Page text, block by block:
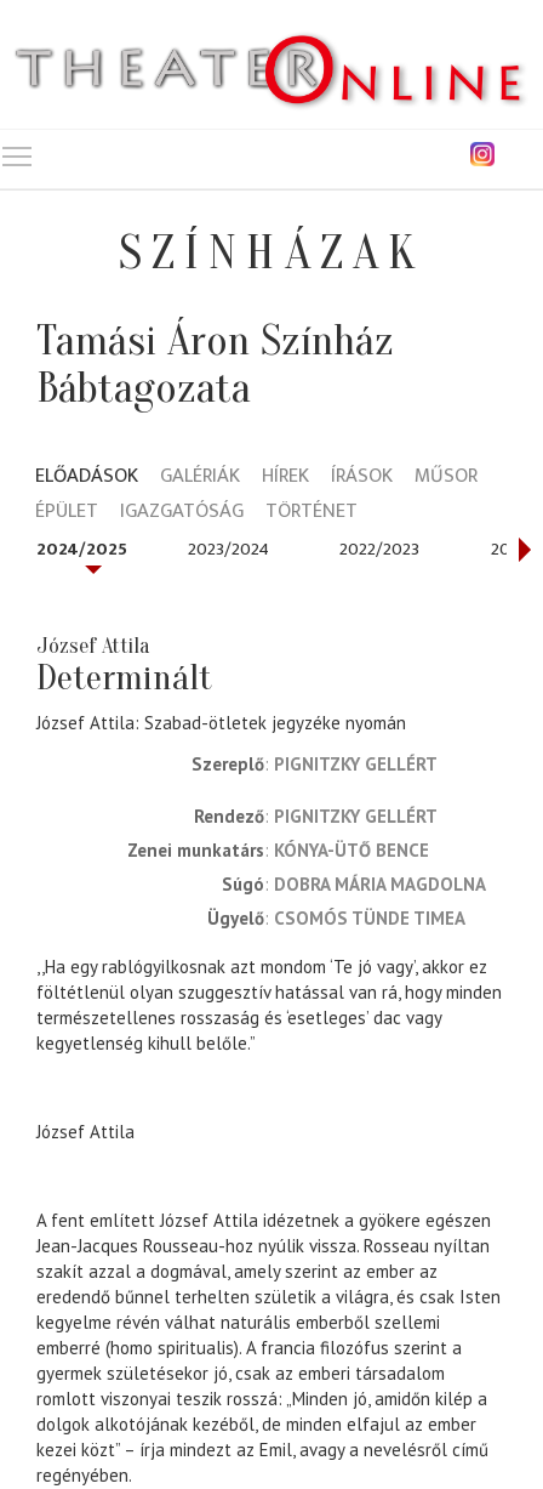
SZÍNHÁZAK
Tamási Áron Színház
Bábtagozata
ELŐADÁSOK GALÉRIÁK HÍREK ÍRÁSOK
MŰSOR
ÉPÜLET
IGAZGATÓSÁG TÖRTÉNET
2024/2025 2023/2024 2022/2023 2020/
József Attila
Determinált
József Attila: Szabad-ötletek jegyzéke nyomán
Szereplő PIGNITZKY GELLÉRT
rendező PIGNITZKY GELLÉRT
zenei munkatárs KÓNYA-ÜTŐ BENCE
súgó DOBRA MÁRIA MAGDOLNA
ügyelő CSOMÓS TÜNDE TIMEA
,,Ha egy rablógyilkosnak azt mondom ‘Te jó vagy’, akkor ez
föltétlenül olyan szuggesztív hatással van rá, hogy minden
természetellenes rosszaság és ‘esetleges’ dac vagy
kegyetlenség kihull belőle.”
József Attila
A fent említett József Attila idézetnek a gyökere egészen
Jean-Jacques Rousseau-hoz nyúlik vissza. Rosseau nyíltan
szakít azzal a dogmával, amely szerint az ember az
eredendő bűnnel terhelten születik a világra, és csak Isten
kegyelme révén válhat naturális emberből szellemi
emberré (homo spiritualis). A francia filozófus szerint a
gyermek születésekor jó, csak az emberi társadalom
romlott viszonyai teszik rosszá: „Minden jó, amidőn kilép a
dolgok alkotójának kezéből, de minden elfajul az ember
kezei közt” – írja mindezt az Emil, avagy a nevelésről című
regényében.